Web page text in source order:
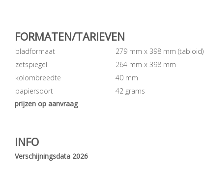
FORMATEN/TARIEVEN
bladformaat
279 mm x 398 mm (tabloid)
zetspiegel
264 mm x 398 mm
kolombreedte
40 mm
papiersoort
42 grams
prijzen op aanvraag
INFO
Verschijningsdata 2026